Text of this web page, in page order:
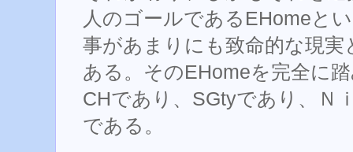
人のゴールであるEHomeと
事があまりにも致命的な現
ある。そのEHomeを完全に
CHであり、SGtyであり、Ｎ
である。